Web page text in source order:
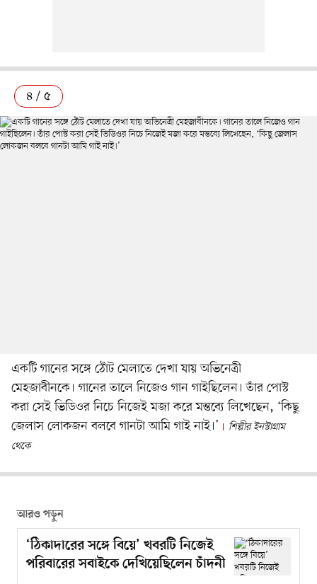
৪ / ৫
একটি গানের সঙ্গে ঠোঁট মেলাতে দেখা যায় অভিনেত্রী
মেহজাবীনকে। গানের তালে নিজেও গান গাইছিলেন। তাঁর পোস্ট
করা সেই ভিডিওর নিচে নিজেই মজা করে মন্তব্যে লিখেছেন, ‘কিছু
জেলাস লোকজন বলবে গানটা আমি গাই নাই।’
শিল্পীর ইনস্টাগ্রাম
থেকে
আরও পড়ুন
‘ঠিকাদারের সঙ্গে বিয়ে’ খবরটি নিজেই
পরিবারের সবাইকে দেখিয়েছিলেন চাঁদনী